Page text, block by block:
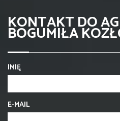
KONTAKT DO
BOGUMIŁA
IMIĘ
E-MAIL